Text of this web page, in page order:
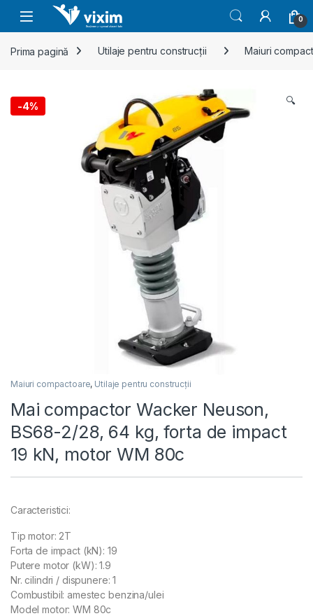
Skip to navigation
Skip to content
0
Prima pagină Utilaje pentru construcții Maiuri
-4% 🔍
Maiuri compactoare, Utilaje pentru construcții
Mai compactor Wacker Neuson,
BS68-2/28, 64 kg, forta de impact
19 kN, motor WM 80c
Caracteristici:
Tip motor: 2T
Forta de impact (kN): 19
Putere motor (kW): 1.9
Nr. cilindri / dispunere: 1
Combustibil: amestec benzina/ulei
Model motor: WM 80c